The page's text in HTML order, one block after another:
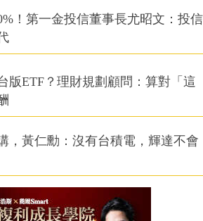
！第一金投信董事長尤昭文：投信
版ETF？理財規劃顧問：算對「這
，黃仁勳：沒有台積電，輝達不會